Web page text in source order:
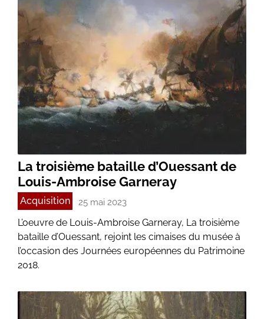
La troisième bataille d’Ouessant de
Louis-Ambroise Garneray
Acquisition 25 mai 2023
L’oeuvre de Louis-Ambroise Garneray, La troisième
bataille d’Ouessant, rejoint les cimaises du musée à
l’occasion des Journées européennes du Patrimoine
2018.